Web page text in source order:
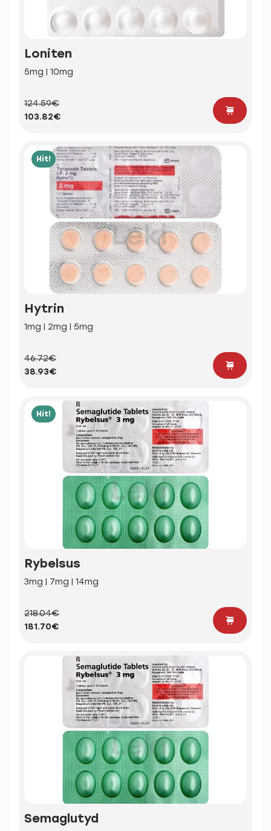
Loniten
5mg | 10mg
124.59€
103.82€
Hit!
Hytrin
1mg | 2mg | 5mg
46.72€
38.93€
Hit!
Rybelsus
3mg | 7mg | 14mg
218.04€
181.70€
Semaglutyd